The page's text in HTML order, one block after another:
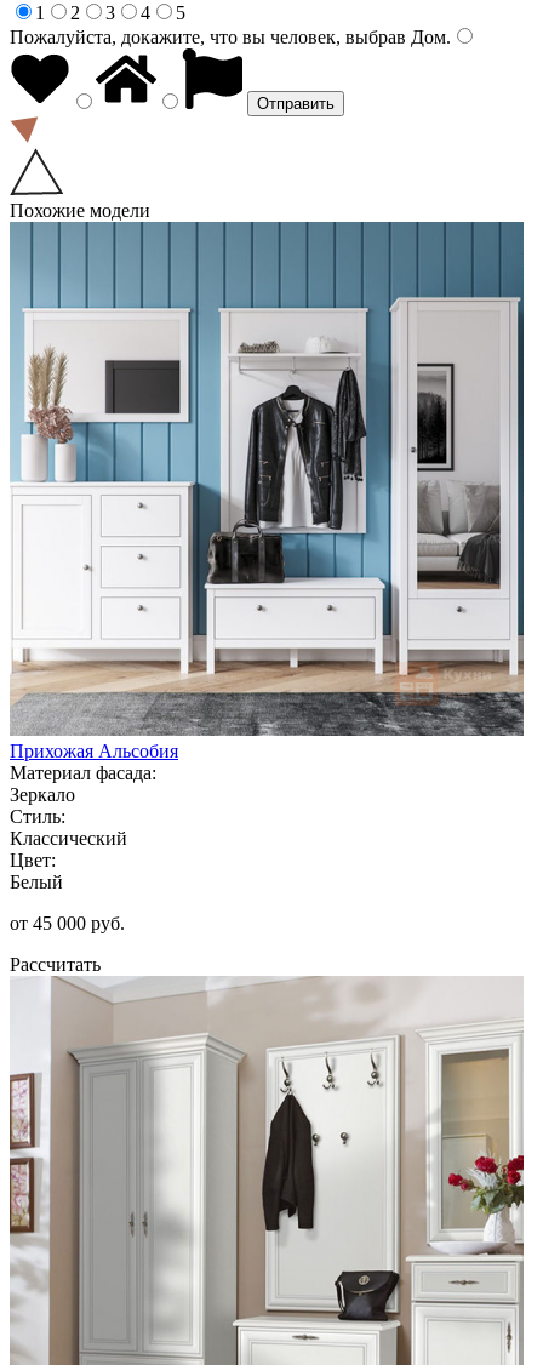
1
2 3 4
5
Пожалуйста, докажите, что вы человек, выбрав Дом.
Похожие модели
Прихожая Альсобия
Материал фасада:
Зеркало
Стиль:
Классический
Цвет:
Белый
от 45 000 руб.
Рассчитать